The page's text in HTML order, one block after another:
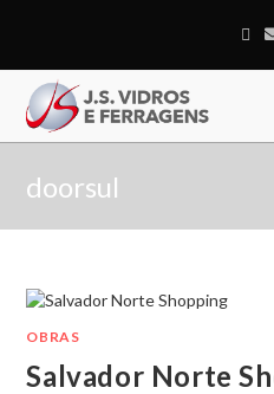
doorsul
OBRAS
Salvador Norte